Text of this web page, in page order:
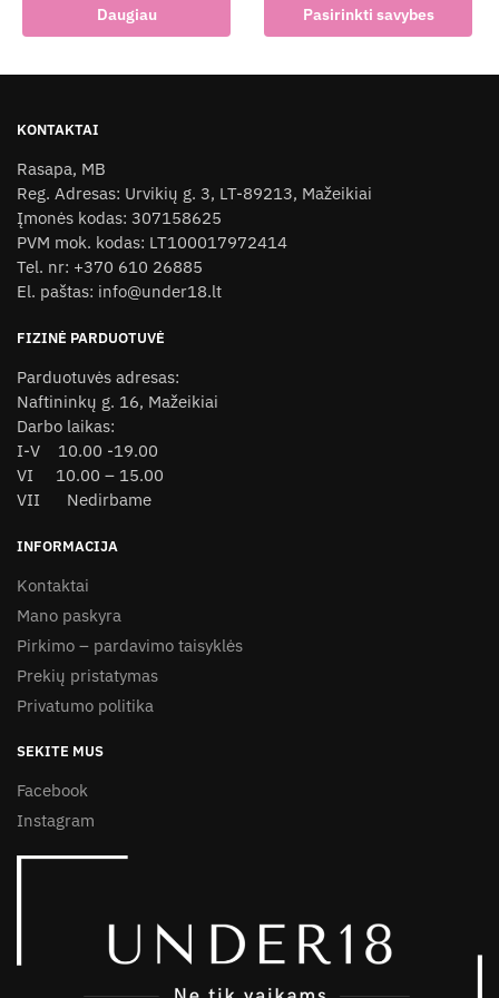
Daugiau
was:
25,00 €.
is:
20,00 €.
Pasirinkti savybes
product
may
chosen
KONTAKTAI
Rasapa, MB
Reg. Adresas: Urvikių g. 3, LT-89213, Mažeikiai
Įmonės kodas: 307158625
PVM mok. kodas: LT100017972414
Tel. nr: +370 610 26885
El. paštas: info@under18.lt
FIZINĖ PARDUOTUVĖ
Parduotuvės adresas:
Naftininkų g. 16, Mažeikiai
Darbo laikas:
I-V 10.00 -19.00
VI 10.00 – 15.00
VII Nedirbame
INFORMACIJA
Kontaktai
Mano paskyra
Pirkimo – pardavimo taisyklės
Prekių pristatymas
Privatumo politika
SEKITE MUS
Facebook
Instagram